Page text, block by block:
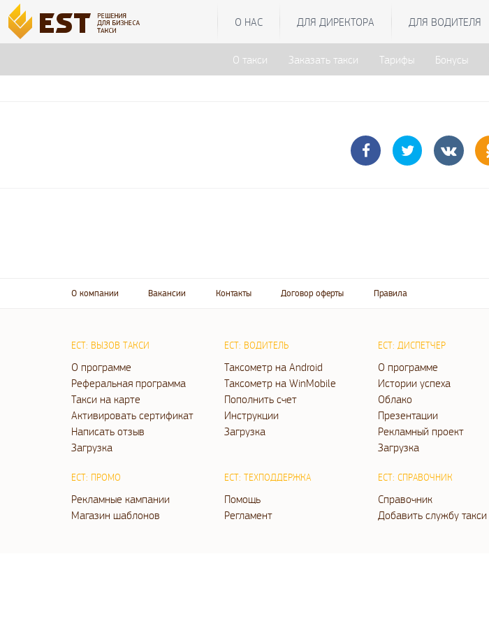
О НАС ДЛЯ ДИРЕКТОРА ДЛЯ ВОДИТЕЛЯ
О такси Заказать такси Тарифы Бонусы
О компании Вакансии Контакты Договор оферты Правила
ЕСТ: ВЫЗОВ ТАКСИ
О программе
Реферальная программа
Такси на карте
Активировать сертификат
Написать отзыв
Загрузка
ЕСТ: ВОДИТЕЛЬ
Таксометр на Android
Таксометр на WinMobile
Пополнить счет
Инструкции
Загрузка
ЕСТ: ДИСПЕТЧЕР
О программе
Истории успеха
Облако
Презентации
Рекламный проект
Загрузка
ЕСТ: ПРОМО
Рекламные кампании
Магазин шаблонов
ЕСТ: ТЕХПОДДЕРЖКА
Помощь
Регламент
ЕСТ: СПРАВОЧНИК
Справочник
Добавить службу такси